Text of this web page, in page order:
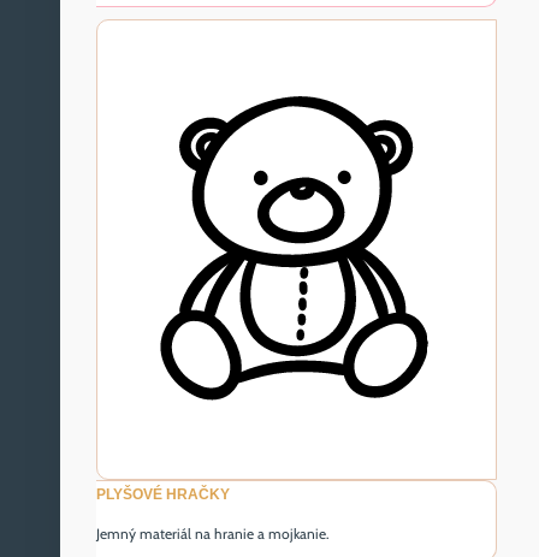
PLYŠOVÉ HRAČKY
Jemný materiál na hranie a mojkanie.